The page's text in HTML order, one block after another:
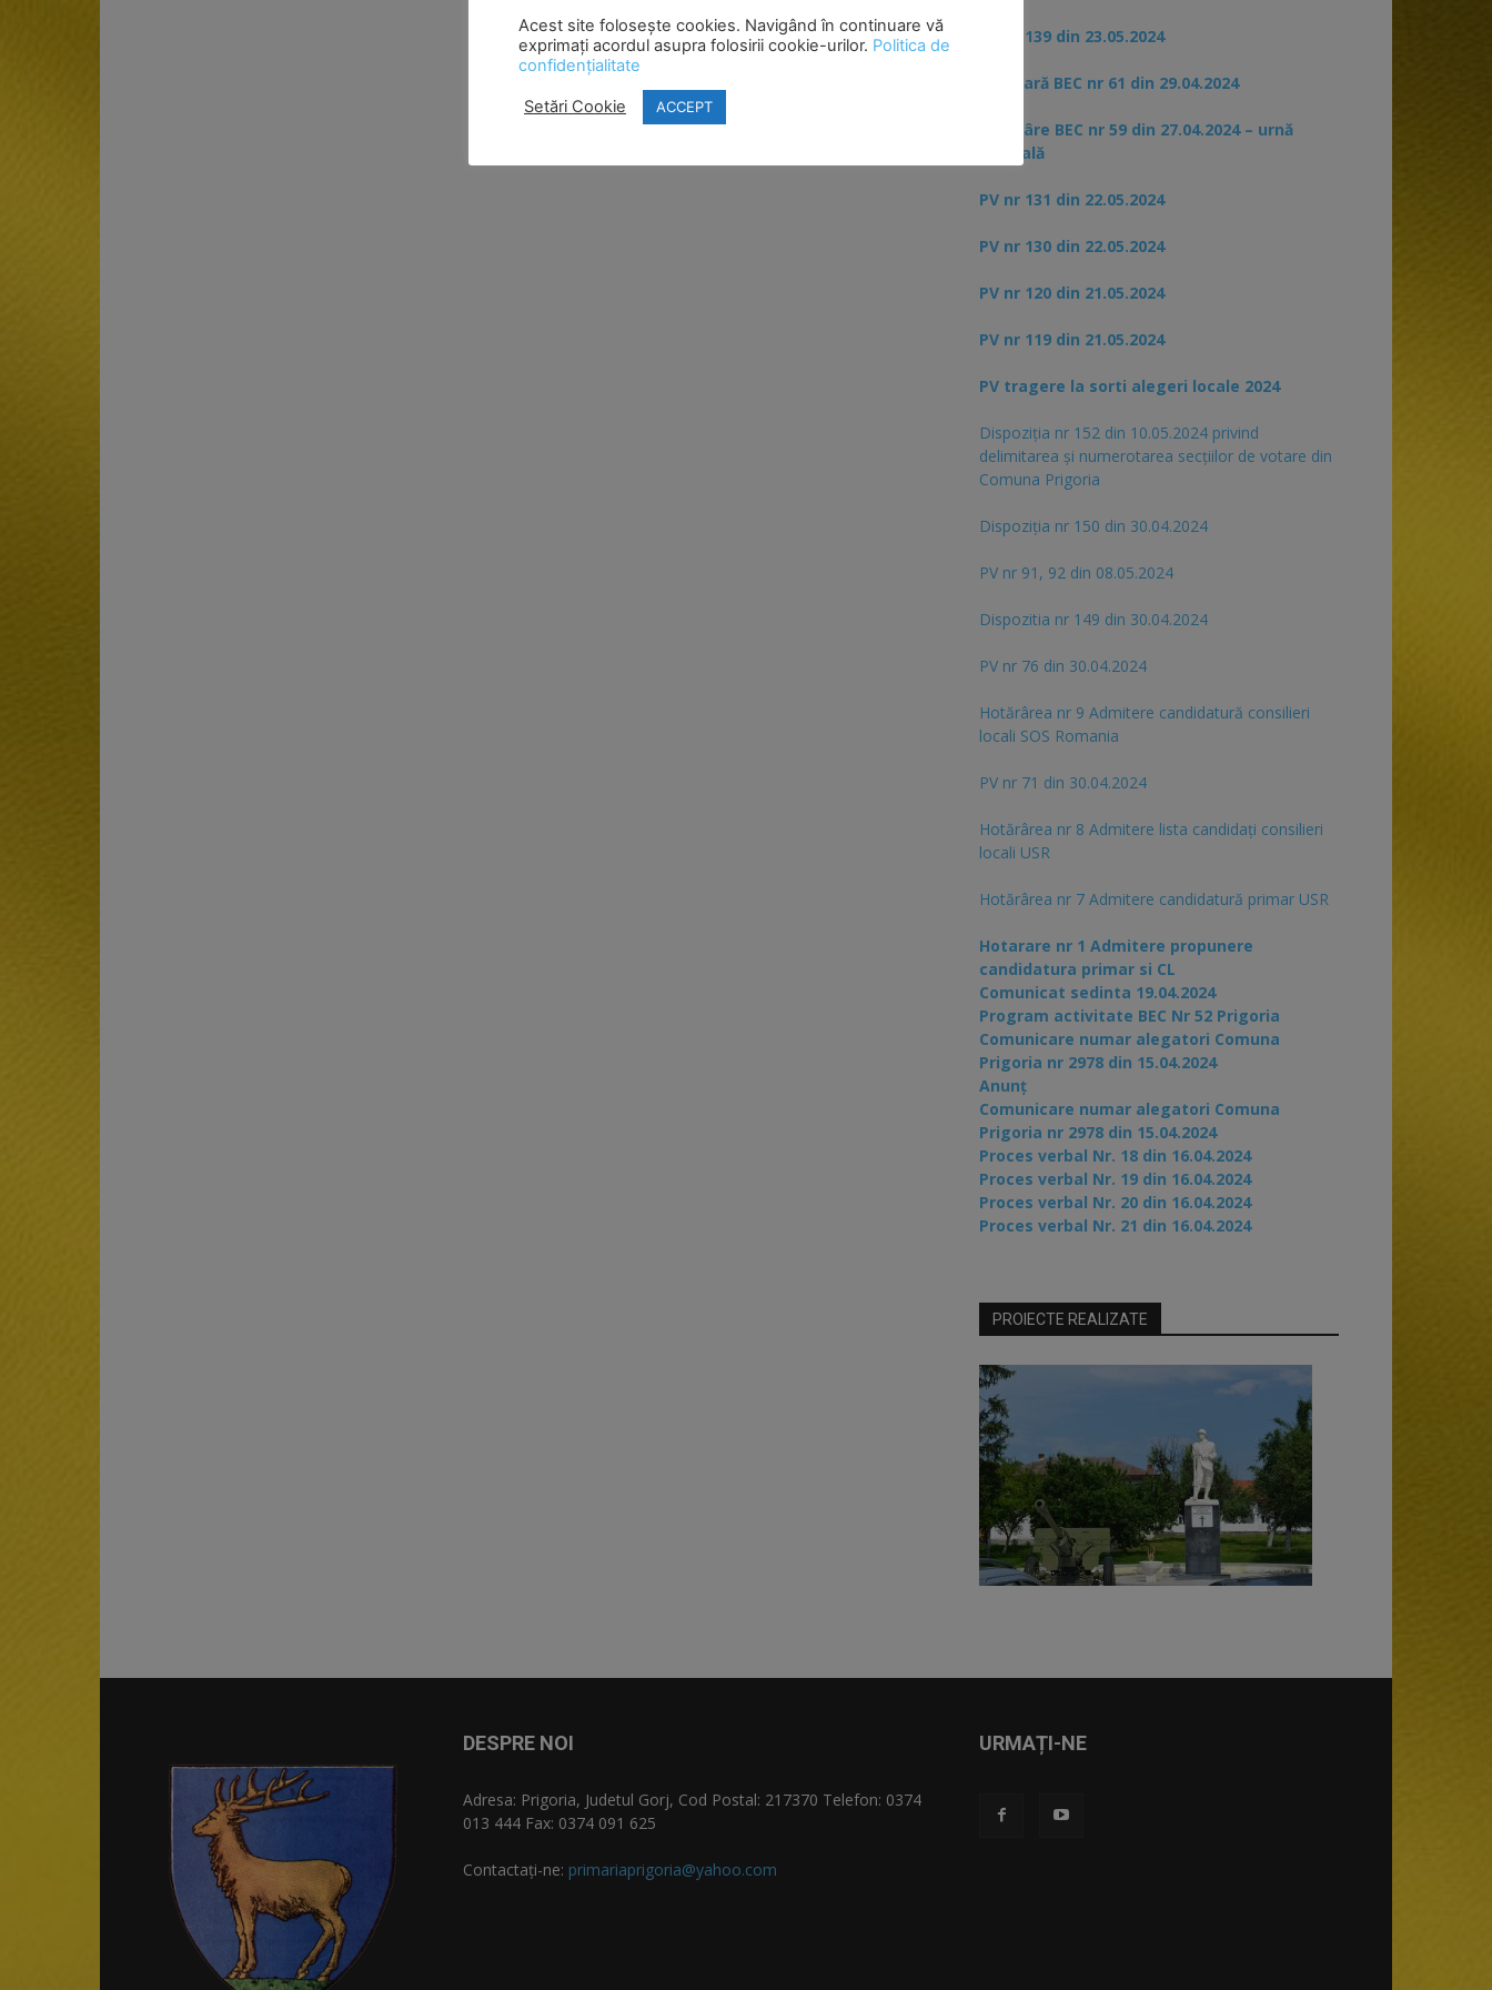
PV nr 139 din 23.05.2024
Circulară BEC nr 61 din 29.04.2024
Hotărâre BEC nr 59 din 27.04.2024 – urnă
specială
PV nr 131 din 22.05.2024
PV nr 130 din 22.05.2024
PV nr 120 din 21.05.2024
PV nr 119 din 21.05.2024
PV tragere la sorti alegeri locale 2024
Dispoziția nr 152 din 10.05.2024 privind
delimitarea și numerotarea secțiilor de votare din
Comuna Prigoria
Dispoziția nr 150 din 30.04.2024
PV nr 91, 92 din 08.05.2024
Dispozitia nr 149 din 30.04.2024
PV nr 76 din 30.04.2024
Hotărârea nr 9 Admitere candidatură consilieri
locali SOS Romania
PV nr 71 din 30.04.2024
Hotărârea nr 8 Admitere lista candidaţi consilieri
locali USR
Hotărârea nr 7 Admitere candidatură primar USR
Hotarare nr 1 Admitere propunere
candidatura primar si CL
Comunicat sedinta 19.04.2024
Program activitate BEC Nr 52 Prigoria
Comunicare numar alegatori Comuna
Prigoria nr 2978 din 15.04.2024
Anunț
Comunicare numar alegatori Comuna
Prigoria nr 2978 din 15.04.2024
Proces verbal Nr. 18 din 16.04.2024
Proces verbal Nr. 19 din 16.04.2024
Proces verbal Nr. 20 din 16.04.2024
Proces verbal Nr. 21 din 16.04.2024
PROIECTE REALIZATE
DESPRE NOI
Adresa: Prigoria, Judetul Gorj, Cod Postal: 217370 Telefon: 0374
013 444 Fax: 0374 091 625
Contactați-ne: primariaprigoria@yahoo.com
URMAȚI-NE
Acest site folosește cookies. Navigând în continuare vă
exprimați acordul asupra folosirii cookie-urilor. Politica de
confidențialitate
Setări Cookie ACCEPT